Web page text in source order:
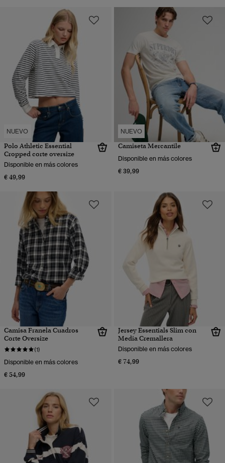
NUEVO
Polo Athletic Essential
Cropped corte oversize
Disponible en más colores
€ 49,99
NUEVO
Camiseta Mercantile
Disponible en más colores
€ 39,99
Camisa Franela Cuadros
Corte Oversize
(1)
Disponible en más colores
€ 54,99
Jersey Essentials Slim con
Media Cremallera
Disponible en más colores
€ 74,99